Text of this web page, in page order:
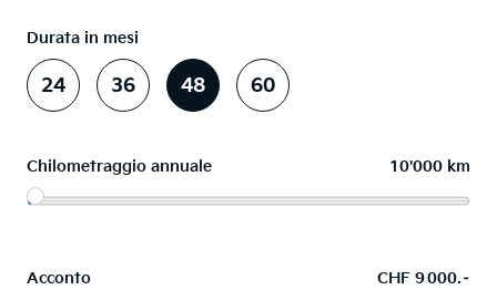
Durata in mesi
24 36 48 60
Chilometraggio annuale 10'000 km
Acconto CHF 9 000.–